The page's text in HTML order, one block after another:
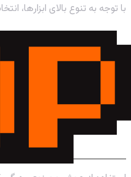
با توجه به تنوع بالای ابزارها،
بودجه خود را در نظر
از نسخه‌های آزمایشی
جمع‌بندی: آینده